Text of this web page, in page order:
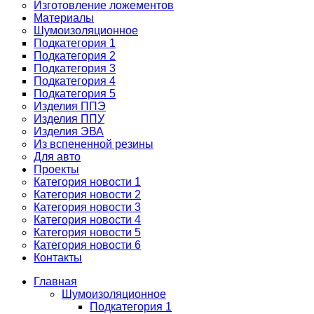
Изготовление ложементов
Материалы
Шумоизоляционное
Подкатегория 1
Подкатегория 2
Подкатегория 3
Подкатегория 4
Подкатегория 5
Изделия ППЭ
Изделия ППУ
Изделия ЭВА
Из вспененной резины
Для авто
Проекты
Категория новости 1
Категория новости 2
Категория новости 3
Категория новости 4
Категория новости 5
Категория новости 6
Контакты
Главная
Шумоизоляционное
Подкатегория 1